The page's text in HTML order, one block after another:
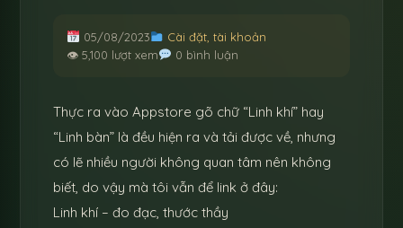
05/08/2023
Cài đặt, tài khoản
👁 5,100 lượt xem
0 bình luận
Thực ra vào Appstore gõ chữ “Linh khí” hay
“Linh bàn” là đều hiện ra và tải được về, nhưng
có lẽ nhiều người không quan tâm nên không
biết, do vậy mà tôi vẫn để link ở đây:
Linh khí – đo đạc, thước thầy